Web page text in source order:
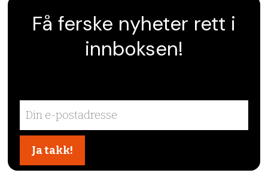
Få ferske nyheter rett i
innboksen!